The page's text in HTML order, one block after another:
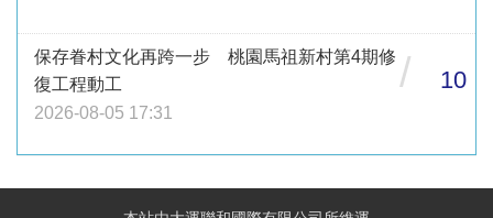
保存眷村文化再跨一步 桃園馬祖新村第4期修
復工程動工
2026-08-05 17:31
/ 10